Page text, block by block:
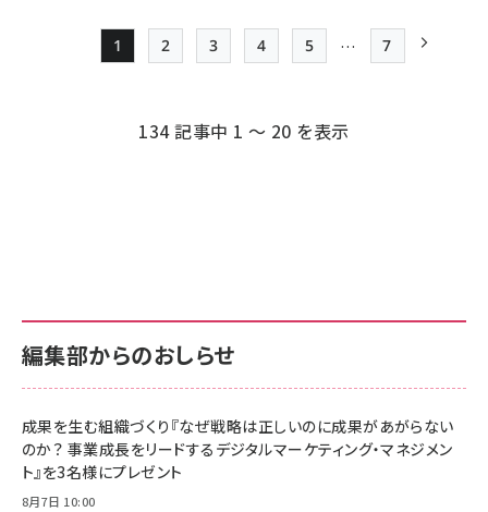
ジ
1 2
Page
3 4
Page
5 … 7
134 記事中 1 ～ 20 を表示
編集部からのおしらせ
成果を生む組織づくり『なぜ戦略は正しいのに成果があがらない
のか？ 事業成長をリードするデジタルマーケティング・マネジメン
ト』を3名様にプレゼント
8月7日 10:00